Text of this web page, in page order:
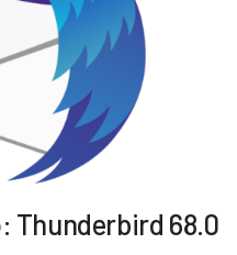
Thunderbird 68.0